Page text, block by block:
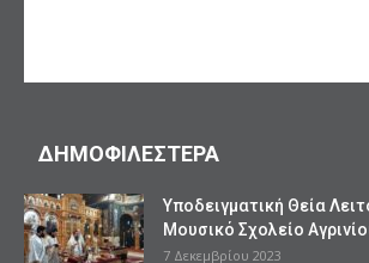
ΔΗΜΟΦΙΛΕΣΤΕΡΑ
Υποδειγματική Θεία
Μουσικό Σχολείο
7 Δεκεμβρίου 2023